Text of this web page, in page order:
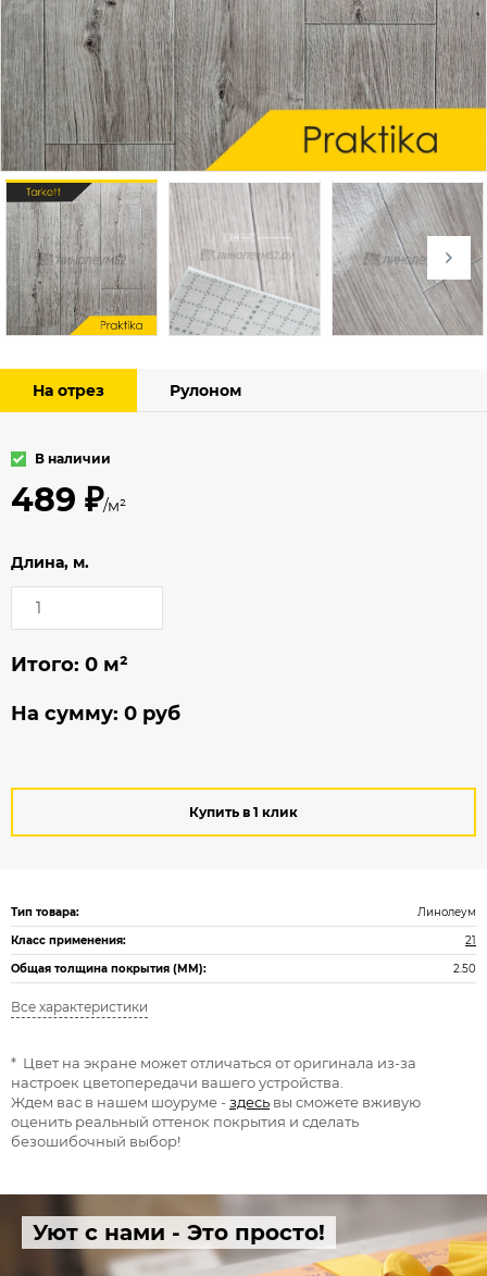
На отрез Рулоном
В наличии
489 ₽/м²
Длина, м.
Итого: 0 м²
На сумму: 0 руб
Купить в 1 клик
Тип товара:
Линолеум
Класс применения:
21
Общая толщина покрытия (ММ):
2.50
Все характеристики
* Цвет на экране может отличаться от оригинала из-за
настроек цветопередачи вашего устройства.
Ждем вас в нашем шоуруме -здесь вы сможете вживую
оценить реальный оттенок покрытия и сделать
безошибочный выбор!
Уют с нами - Это просто!